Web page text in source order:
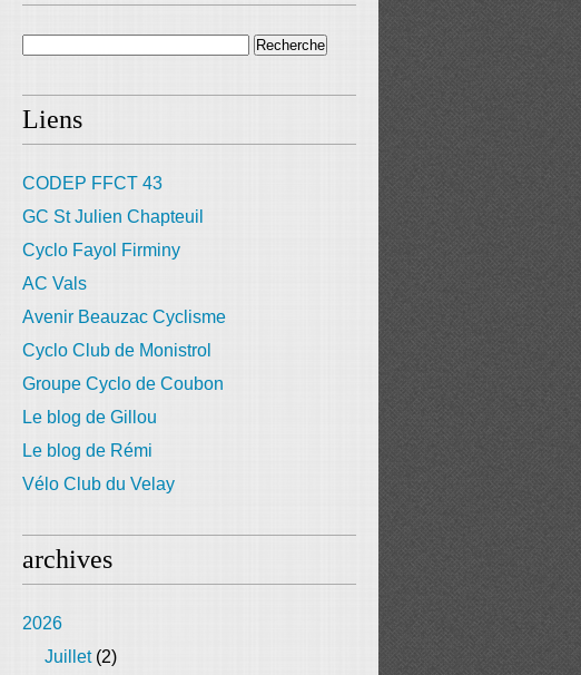
Liens
CODEP FFCT 43
GC St Julien Chapteuil
Cyclo Fayol Firminy
AC Vals
Avenir Beauzac Cyclisme
Cyclo Club de Monistrol
Groupe Cyclo de Coubon
Le blog de Gillou
Le blog de Rémi
Vélo Club du Velay
archives
2026
Juillet(2)